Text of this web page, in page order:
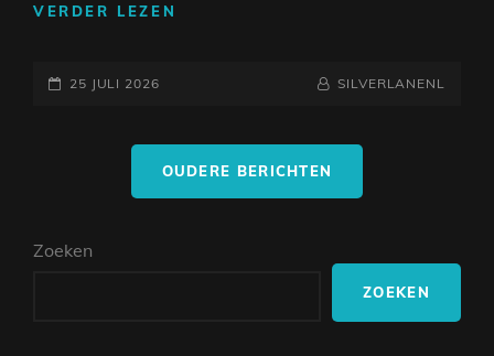
VERDER LEZEN
WAT
BEPAALT
GEPLAATST
25 JULI 2026 NAAMREGEL
BYLINE
SILVERLANENL
Berichtnavigatie
OUDERE BERICHTEN
Zoeken
ZOEKEN